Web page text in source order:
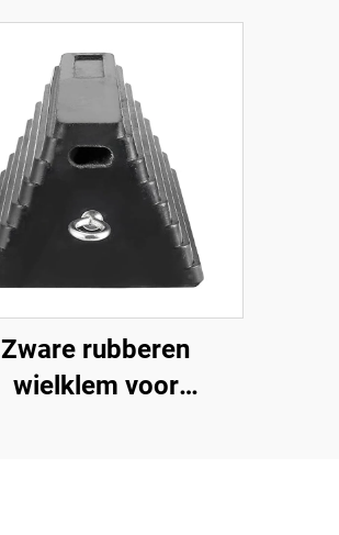
Zware rubberen
wielklem voor